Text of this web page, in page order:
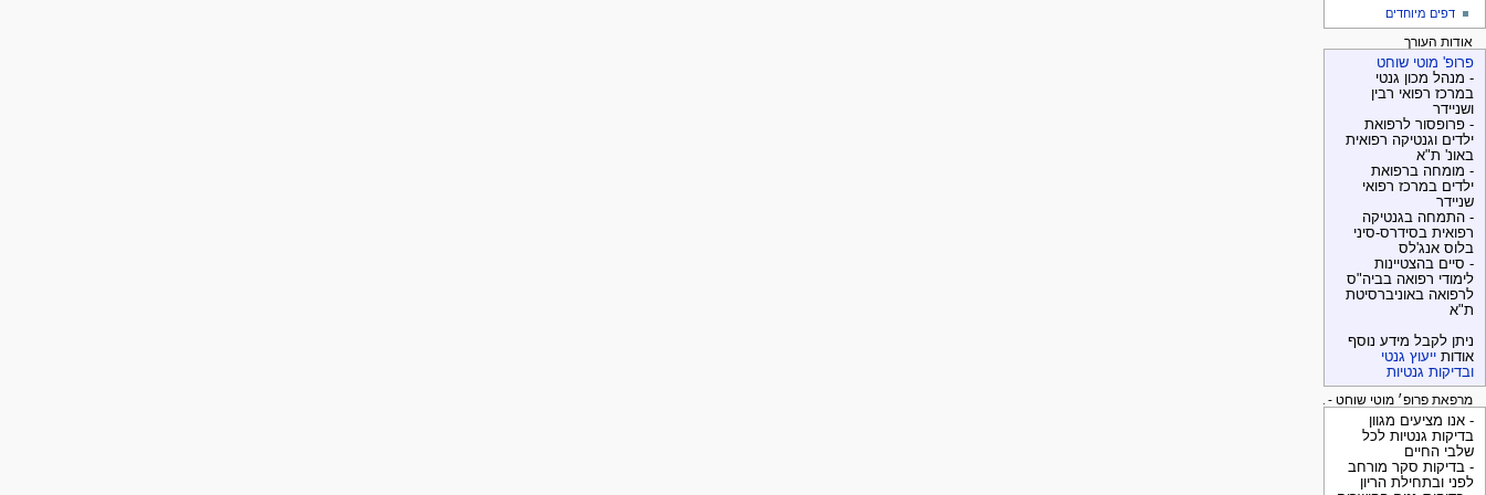
דפים מיוחדים
אודות העורך
פרופ' מוטי שוחט
- מנהל מכון גנטי
במרכז רפואי רבין
ושניידר
- פרופסור לרפואת
ילדים וגנטיקה רפואית
באונ' ת"א
- מומחה ברפואת
ילדים במרכז רפואי
שניידר
- התמחה בגנטיקה
רפואית בסידרס-סיני
בלוס אנג'לס
- סיים בהצטיינות
לימודי רפואה בביה"ס
לרפואה באוניברסיטת
ת"א
ניתן לקבל מידע נוסף
אודות ייעוץ גנטי
ובדיקות גנטיות
מרפאת פרופ׳ מוטי שוחט - בדיקות גנטיות
- אנו מציעים מגוון
בדיקות גנטיות לכל
שלבי החיים
- בדיקות סקר מורחב
לפני ובתחילת הריון